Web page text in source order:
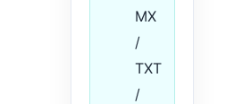
MX
/
TXT
/